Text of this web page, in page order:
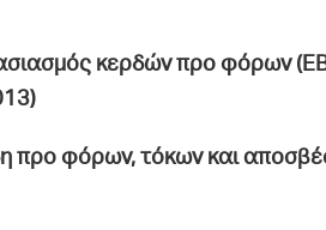
κερδών προ φόρων (
προ φόρων, τόκων και